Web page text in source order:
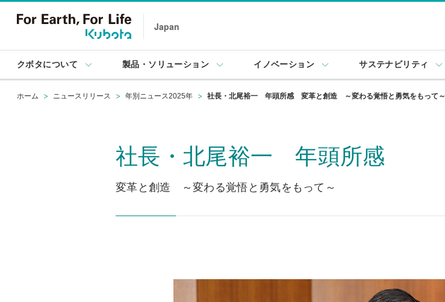
Japan
クボタについて 製品・ソリューション イノベーション サステナビリティ
ホーム ニュースリリース 年別ニュース2025年 社長・北尾裕一 年頭所感 変革と創造 ～変わる覚悟と勇気をもって～
社長・北尾裕一 年頭所感
変革と創造 ～変わる覚悟と勇気をもって～